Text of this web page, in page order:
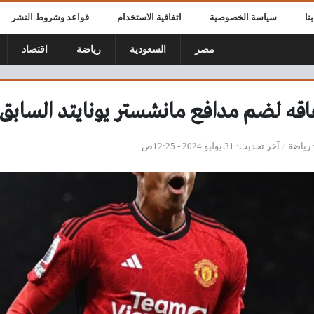
سياسة الخصوصية اتفاقية الاستخدام قواعد وشروط النشر
مصر السعودية رياضة اقتصاد
لضم مدافع مانشستر يونايتد السابق
رياضة آخر تحديث 31 يوليو 2024 - 12:25ص